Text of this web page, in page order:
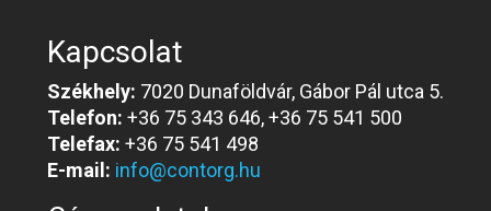
Kapcsolat
Székhely: 7020 Dunaföldvár, Gábor Pál utca 5.
Telefon: +36 75 343 646, +36 75 541 500
Telefax: +36 75 541 498
E-mail: info@contorg.hu